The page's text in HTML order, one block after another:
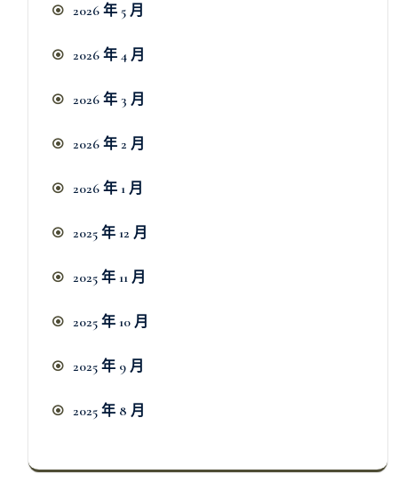
2026 年 5 月
2026 年 4 月
2026 年 3 月
2026 年 2 月
2026 年 1 月
2025 年 12 月
2025 年 11 月
2025 年 10 月
2025 年 9 月
2025 年 8 月